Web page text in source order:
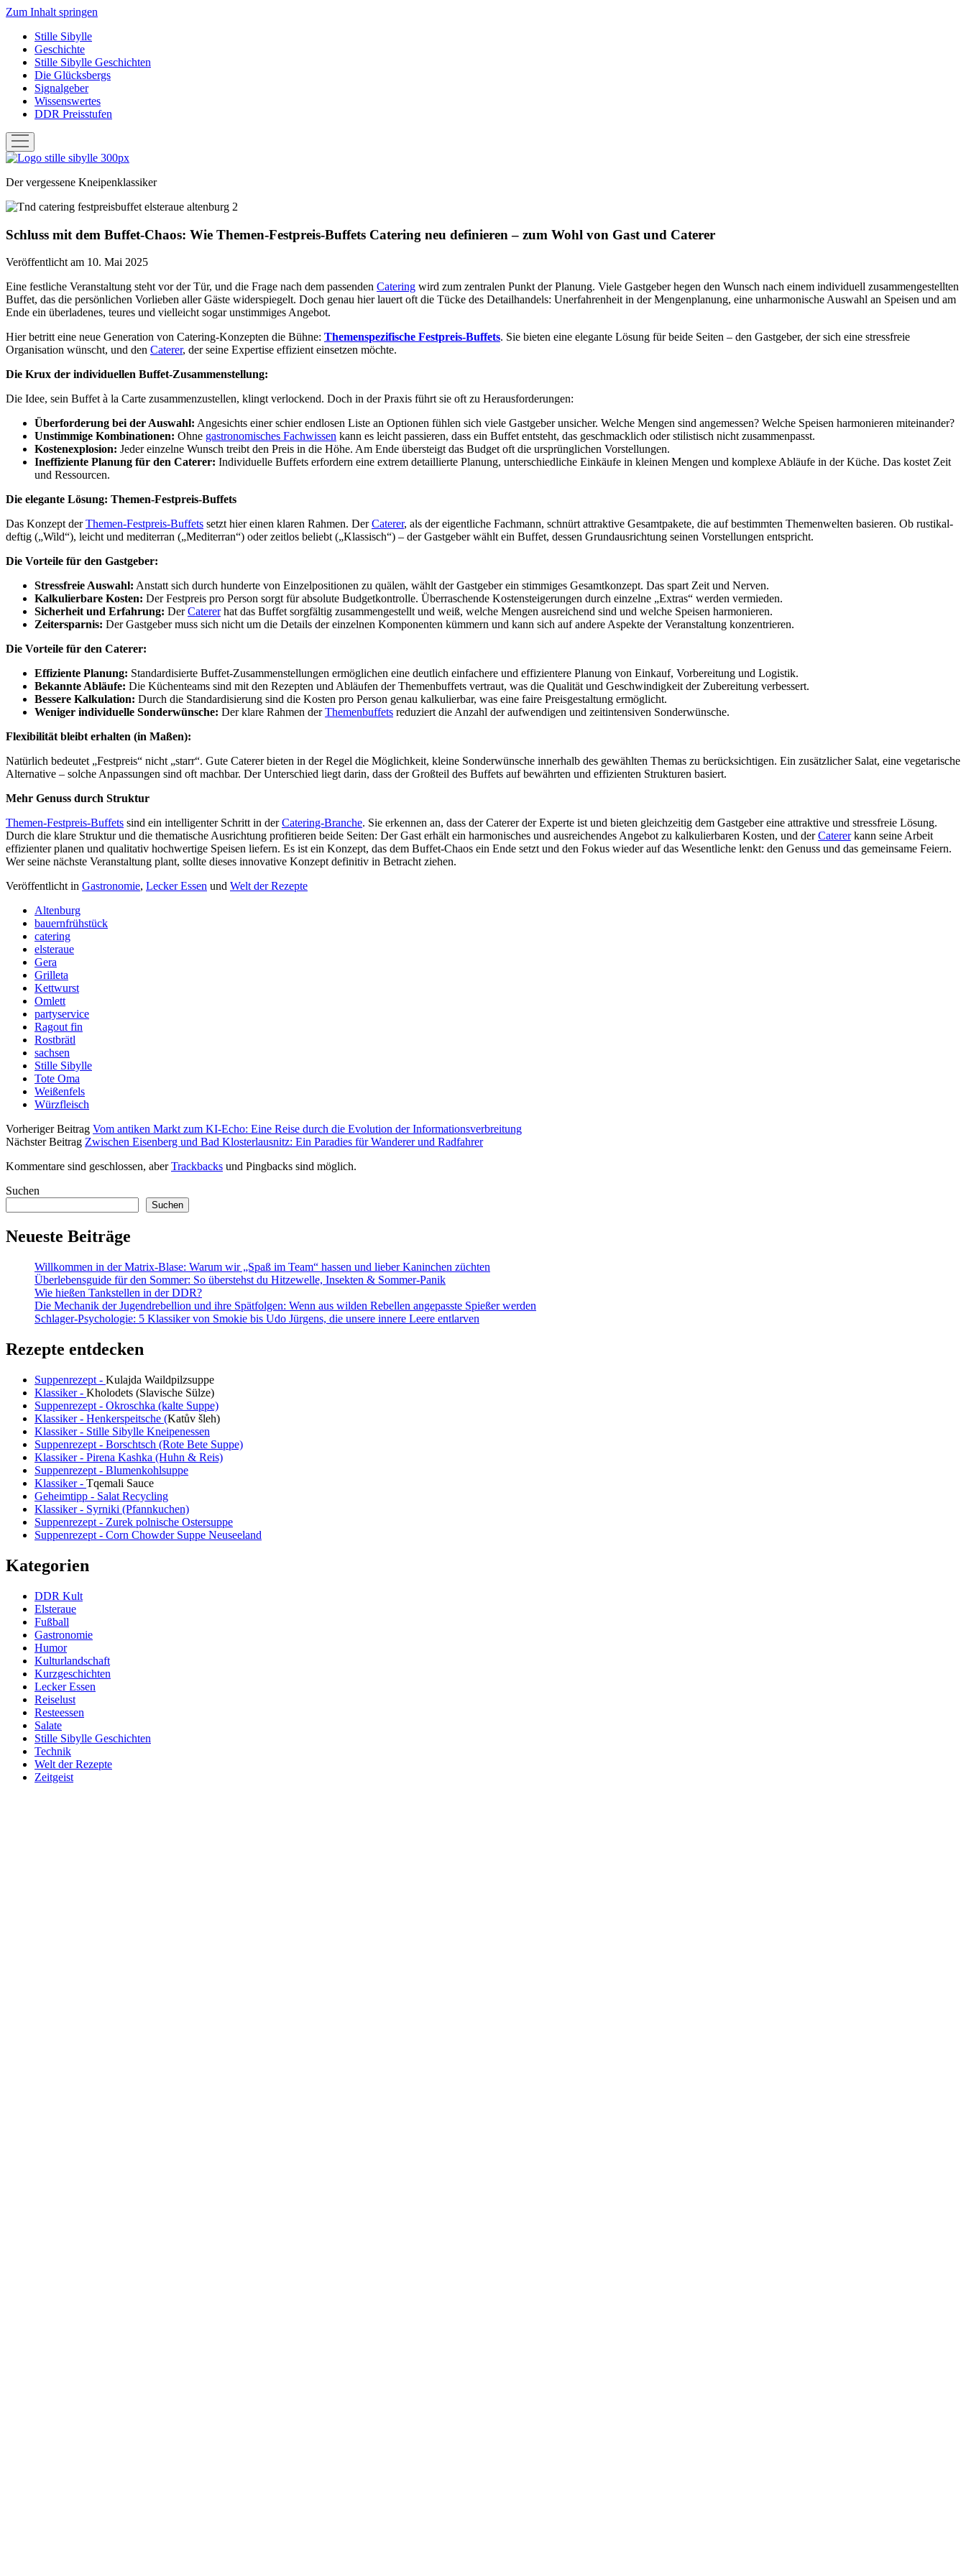
Zum Inhalt springen
Stille Sibylle
Geschichte
Stille Sibylle Geschichten
Die Glücksbergs
Signalgeber
Wissenswertes
DDR Preisstufen
Menü
öffnen
Stille
Der vergessene Kneipenklassiker
Schluss mit dem Buffet-Chaos: Wie Themen-Festpreis-Buffets Catering neu definieren – zum Wohl von Gast und Caterer
Veröffentlicht am 10. Mai 2025
Eine festliche Veranstaltung steht vor der Tür, und die Frage nach dem passenden Catering wird zum zentralen Punkt der Planung. Viele Gastgeber hegen den Wunsch nach einem individuell zusammengestellten
Buffet, das die persönlichen Vorlieben aller Gäste widerspiegelt. Doch genau hier lauert oft die Tücke des Detailhandels: Unerfahrenheit in der Mengenplanung, eine unharmonische Auswahl an Speisen und am
Ende ein überladenes, teures und vielleicht sogar unstimmiges Angebot.
Hier betritt eine neue Generation von Catering-Konzepten die Bühne: Themenspezifische Festpreis-Buffets. Sie bieten eine elegante Lösung für beide Seiten – den Gastgeber, der sich eine stressfreie
Organisation wünscht, und den Caterer, der seine Expertise effizient einsetzen möchte.
Die Krux der individuellen Buffet-Zusammenstellung:
Die Idee, sein Buffet à la Carte zusammenzustellen, klingt verlockend. Doch in der Praxis führt sie oft zu Herausforderungen:
Überforderung bei der Auswahl: Angesichts einer schier endlosen Liste an Optionen fühlen sich viele Gastgeber unsicher. Welche Mengen sind angemessen? Welche Speisen harmonieren miteinander?
Unstimmige Kombinationen: Ohne gastronomisches Fachwissen kann es leicht passieren, dass ein Buffet entsteht, das geschmacklich oder stilistisch nicht zusammenpasst.
Kostenexplosion: Jeder einzelne Wunsch treibt den Preis in die Höhe. Am Ende übersteigt das Budget oft die ursprünglichen Vorstellungen.
Ineffiziente Planung für den Caterer: Individuelle Buffets erfordern eine extrem detaillierte Planung, unterschiedliche Einkäufe in kleinen Mengen und komplexe Abläufe in der Küche. Das kostet Zeit
und Ressourcen.
Die elegante Lösung: Themen-Festpreis-Buffets
Das Konzept derThemen-Festpreis-Buffets setzt hier einen klaren Rahmen. DerCaterer, als der eigentliche Fachmann, schnürt attraktive Gesamtpakete, die auf bestimmten Themenwelten basieren. Ob rustikal-
deftig („Wild“), leicht und mediterran („Mediterran“) oder zeitlos beliebt („Klassisch“) – der Gastgeber wählt ein Buffet, dessen Grundausrichtung seinen Vorstellungen entspricht.
Die Vorteile für den Gastgeber:
Stressfreie Auswahl: Anstatt sich durch hunderte von Einzelpositionen zu quälen, wählt der Gastgeber ein stimmiges Gesamtkonzept. Das spart Zeit und Nerven.
Kalkulierbare Kosten: Der Festpreis pro Person sorgt für absolute Budgetkontrolle. Überraschende Kostensteigerungen durch einzelne „Extras“ werden vermieden.
Sicherheit und Erfahrung: DerCatererhat das Buffet sorgfältig zusammengestellt und weiß, welche Mengen ausreichend sind und welche Speisen harmonieren.
Zeitersparnis: Der Gastgeber muss sich nicht um die Details der einzelnen Komponenten kümmern und kann sich auf andere Aspekte der Veranstaltung konzentrieren.
Die Vorteile für den Caterer:
Effiziente Planung: Standardisierte Buffet-Zusammenstellungen ermöglichen eine deutlich einfachere und effizientere Planung von Einkauf, Vorbereitung und Logistik.
Bekannte Abläufe: Die Küchenteams sind mit den Rezepten und Abläufen der Themenbuffets vertraut, was die Qualität und Geschwindigkeit der Zubereitung verbessert.
Bessere Kalkulation: Durch die Standardisierung sind die Kosten pro Person genau kalkulierbar, was eine faire Preisgestaltung ermöglicht.
Weniger individuelle Sonderwünsche: Der klare Rahmen derThemenbuffets reduziert die Anzahl der aufwendigen und zeitintensiven Sonderwünsche.
Flexibilität bleibt erhalten (in Maßen):
Natürlich bedeutet „Festpreis“ nicht „starr“. Gute Caterer bieten in der Regel die Möglichkeit, kleine Sonderwünsche innerhalb des gewählten Themas zu berücksichtigen. Ein zusätzlicher Salat, eine vegetarische
Alternative – solche Anpassungen sind oft machbar. Der Unterschied liegt darin, dass der Großteil des Buffets auf bewährten und effizienten Strukturen basiert.
Mehr Genuss durch Struktur
Themen-Festpreis-Buffets sind ein intelligenter Schritt in derCatering-Branche. Sie erkennen an, dass der Caterer der Experte ist und bieten gleichzeitig dem Gastgeber eine attraktive und stressfreie Lösung.
Durch die klare Struktur und die thematische Ausrichtung profitieren beide Seiten: Der Gast erhält ein harmonisches und ausreichendes Angebot zu kalkulierbaren Kosten, und derCatererkann seine Arbeit
effizienter planen und qualitativ hochwertige Speisen liefern. Es ist ein Konzept, das dem Buffet-Chaos ein Ende setzt und den Fokus wieder auf das Wesentliche lenkt: den Genuss und das gemeinsame Feiern.
Wer seine nächste Veranstaltung plant, sollte dieses innovative Konzept definitiv in Betracht ziehen.
Veröffentlicht in Gastronomie, Lecker Essen und Welt der Rezepte
Altenburg
bauernfrühstück
catering
elsteraue
Gera
Grilleta
Kettwurst
Omlett
partyservice
Ragout fin
Rostbrätl
sachsen
Stille Sibylle
Tote Oma
Weißenfels
Würzfleisch
Vorheriger Beitrag Vom antiken Markt zum KI-Echo: Eine Reise durch die Evolution der Informationsverbreitung
Nächster Beitrag Zwischen Eisenberg und Bad Klosterlausnitz: Ein Paradies für Wanderer und Radfahrer
Kommentare sind geschlossen, aberTrackbacks und Pingbacks sind möglich.
Sidebar
Suchen
Suchen
Neueste Beiträge
Willkommen in der Matrix-Blase: Warum wir „Spaß im Team“ hassen und lieber Kaninchen züchten
Überlebensguide für den Sommer: So überstehst du Hitzewelle, Insekten & Sommer-Panik
Wie hießen Tankstellen in der DDR?
Die Mechanik der Jugendrebellion und ihre Spätfolgen: Wenn aus wilden Rebellen angepasste Spießer werden
Schlager-Psychologie: 5 Klassiker von Smokie bis Udo Jürgens, die unsere innere Leere entlarven
Rezepte entdecken
Suppenrezept - Kulajda Waildpilzsuppe
Klassiker - Kholodets (Slavische Sülze)
Suppenrezept - Okroschka (kalte Suppe)
Klassiker - Henkerspeitsche (Katův šleh)
Klassiker - Stille Sibylle Kneipenessen
Suppenrezept - Borschtsch (Rote Bete Suppe)
Klassiker - Pirena Kashka (Huhn & Reis)
Suppenrezept - Blumenkohlsuppe
Klassiker - Tqemali Sauce
Geheimtipp - Salat Recycling
Klassiker - Syrniki (Pfannkuchen)
Suppenrezept - Zurek polnische Ostersuppe
Suppenrezept - Corn Chowder Suppe Neuseeland
Kategorien
DDR Kult
Elsteraue
Fußball
Gastronomie
Humor
Kulturlandschaft
Kurzgeschichten
Lecker Essen
Reiselust
Resteessen
Salate
Stille Sibylle Geschichten
Technik
Welt der Rezepte
Zeitgeist